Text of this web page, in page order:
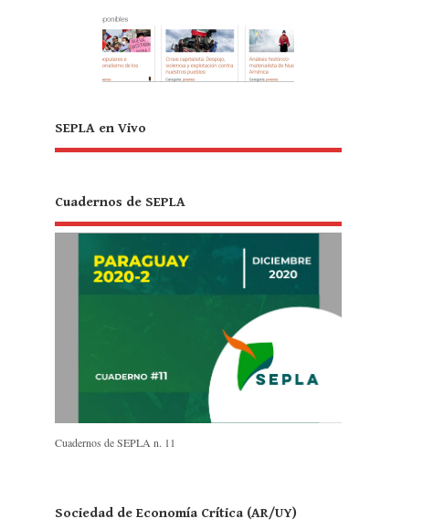
SEPLA en Vivo
Cuadernos de SEPLA
Cuadernos de SEPLA n. 11
Sociedad de Economía Crítica (AR/UY)